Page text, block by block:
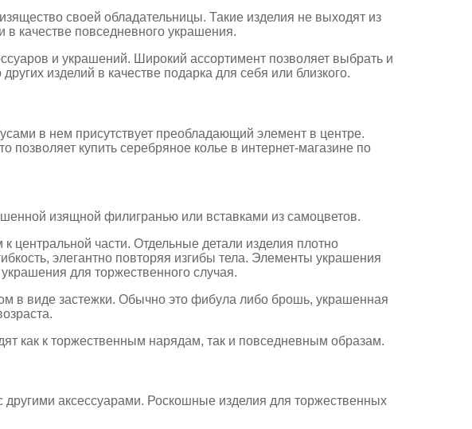
своей обладательницы. Такие изделия не выходят из
качестве повседневного украшения.
и украшений. Широкий ассортимент позволяет выбрать и
изделий в качестве подарка для себя или близкого.
в нем присутствует преобладающий элемент в центре.
купить серебряное колье в интернет-магазине по
изящной филигранью или вставками из самоцветов.
части. Отдельные детали изделия плотно
элегантно повторяя изгибы тела. Элементы украшения
для торжественного случая.
в виде застежки. Обычно это фибула либо брошь, украшенная
как к торжественным нарядам, так и повседневным образам.
аксессуарами. Роскошные изделия для торжественных